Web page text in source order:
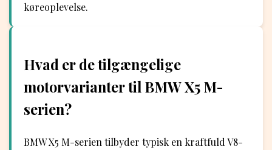
køreoplevelse.
Hvad er de tilgængelige
motorvarianter til BMW X5 M-
serien?
BMW X5 M-serien tilbyder typisk en kraftfuld V8-